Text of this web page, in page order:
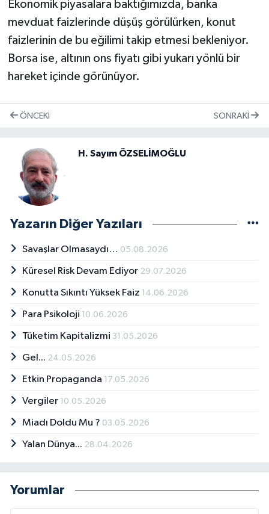
Ekonomik piyasalara baktığımızda, banka
mevduat faizlerinde düşüş görülürken, konut
faizlerinin de bu eğilimi takip etmesi bekleniyor.
Borsa ise, altının ons fiyatı gibi yukarı yönlü bir
hareket içinde görünüyor.
ÖNCEKI SONRAKI
H. Sayım ÖZSELİMOĞLU
Yazarın Diğer Yazıları
Savaşlar Olmasaydı… 05.08.2026
Küresel Risk Devam Ediyor 29.07.2026
Konutta Sıkıntı Yüksek Faiz 14.06.2026
Para Psikoloji 10.06.2026
Tüketim Kapitalizmi 31.05.2026
Gel... 24.05.2026
Etkin Propaganda 17.05.2026
Vergiler 10.05.2026
Miadı Doldu Mu ? 03.05.2026
Yalan Dünya... 28.04.2026
Yorumlar